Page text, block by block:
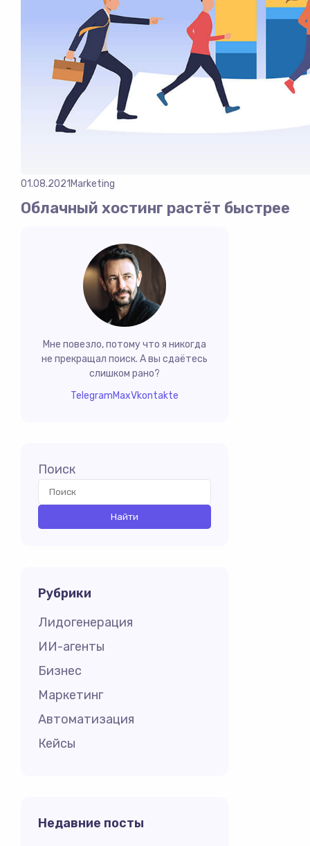
01.08.2021 Marketing
Облачный хостинг растёт быстрее
Мне повезло, потому что я никогда
не прекращал поиск. А вы сдаётесь
слишком рано?
TelegramMaxVkontakte
Поиск
Рубрики
Лидогенерация
ИИ-агенты
Бизнес
Маркетинг
Автоматизация
Кейсы
Недавние посты